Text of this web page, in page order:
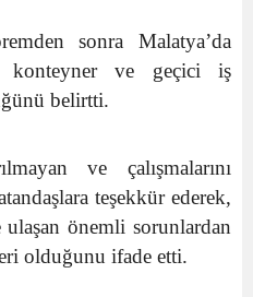
sonra Malatya’da
konteyner ve geçici iş
belirtti.
ve çalışmalarını
teşekkür ederek,
önemli sorunlardan
olduğunu ifade etti.